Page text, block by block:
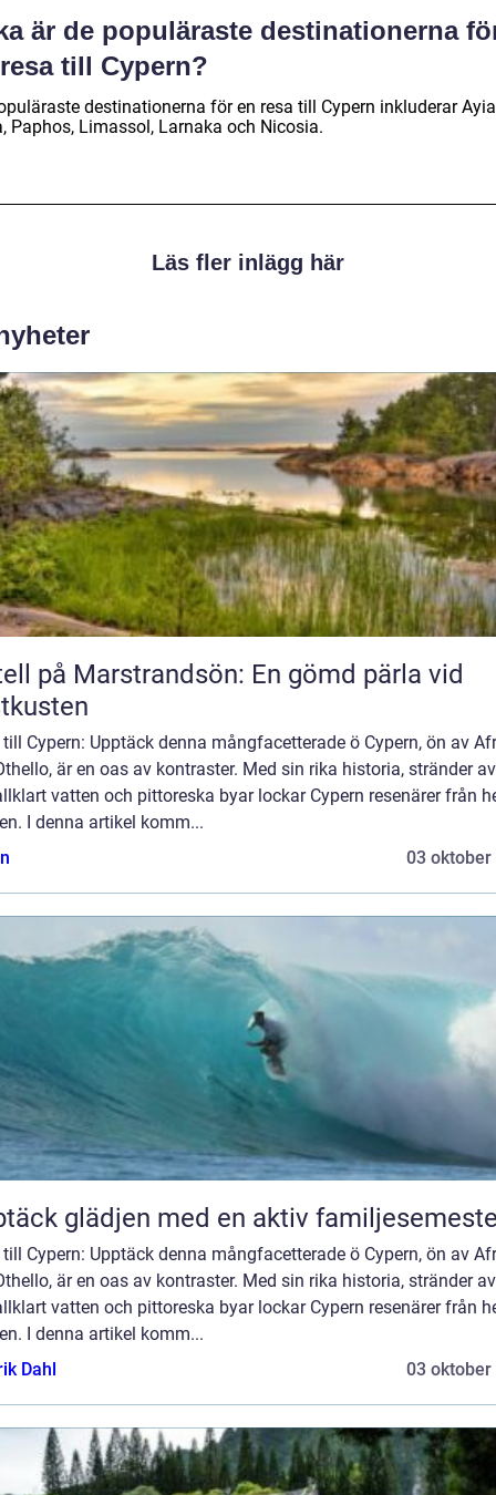
är de populäraste destinationerna
till Cypern?
destinationerna för en resa till Cypern inkluderar Ayia
Paphos, Limassol, Larnaka och Nicosia.
Läs fler inlägg här
på Marstrandsön: En gömd pärla vid
till Cypern: Upptäck denna mångfacetterade ö Cypern, ön av
är en oas av kontraster. Med sin rika historia, stränder av
vatten och pittoreska byar lockar Cypern resenärer från
I denna artikel komm...
03 oktober
glädjen med en aktiv
till Cypern: Upptäck denna mångfacetterade ö Cypern, ön av
är en oas av kontraster. Med sin rika historia, stränder av
vatten och pittoreska byar lockar Cypern resenärer från
I denna artikel komm...
Dahl
03 oktober